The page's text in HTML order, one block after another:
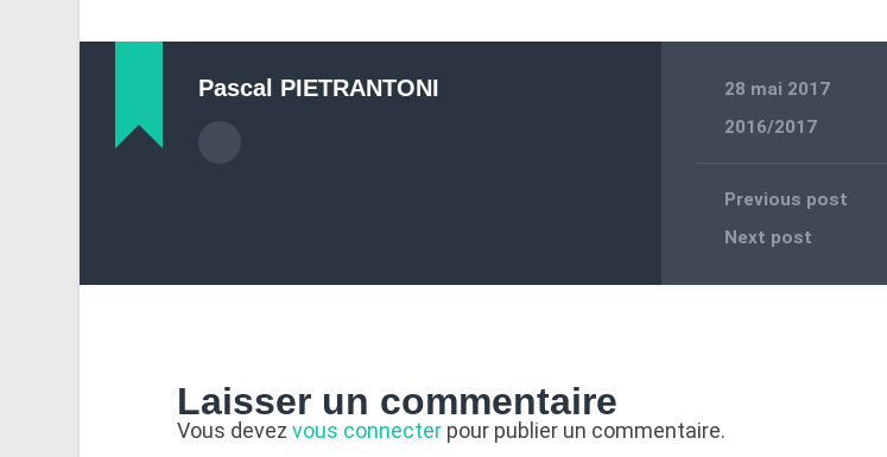
Pascal PIETRANTONI
28 mai 2017
2016/2017
Previous post
Next post
Laisser un commentaire
Vous devez vous connecterpour publier un commentaire.